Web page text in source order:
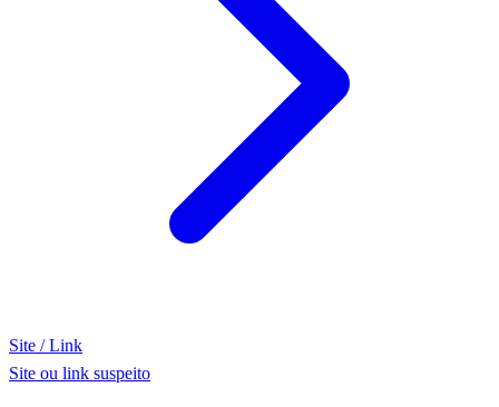
Site / Link
Site ou link suspeito